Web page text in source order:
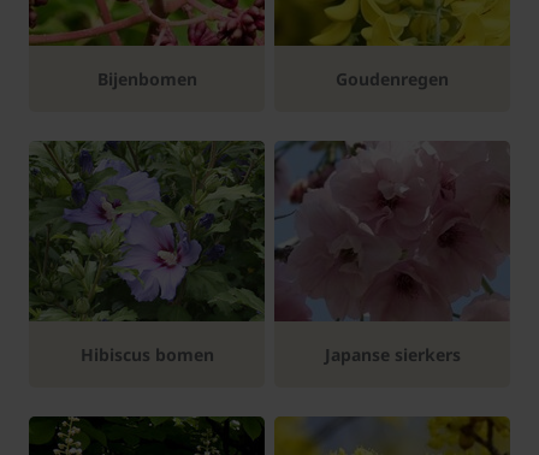
Bijenbomen Goudenregen
Hibiscus bomen Japanse sierkers